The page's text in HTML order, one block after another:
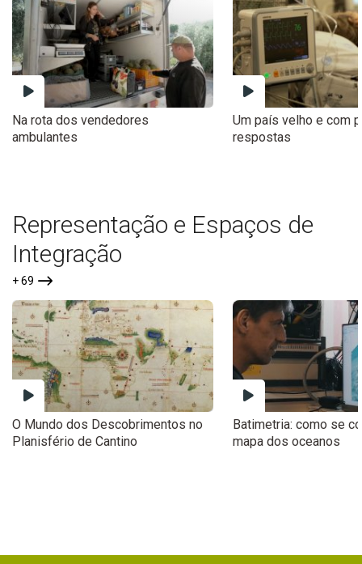
Na rota dos vendedores
ambulantes
Um país velho e com
respostas
Representação e Espaços de
Integração
+ 69
O Mundo dos Descobrimentos no
Planisfério de Cantino
Batimetria: como se
mapa dos oceanos